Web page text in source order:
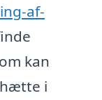
af-
kan
i